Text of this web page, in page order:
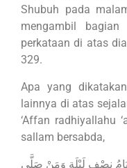
Shubuh pada
mengambil
perkataan di atas
329.
Apa yang
lainnya di atas
‘Affan radhiyallahu
sallam bersabda,
نِصْفِ لَيْلَةٍ وَمَنْ صَلَّى